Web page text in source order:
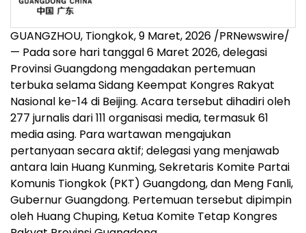
GUANGZHOU, Tiongkok,9 Maret, 2026 /PRNewswire/
— Pada sore hari tanggal 6 Maret 2026, delegasi
Provinsi Guangdong mengadakan pertemuan
terbuka selama Sidang Keempat Kongres Rakyat
Nasional ke-14 di Beijing. Acara tersebut dihadiri oleh
277 jurnalis dari 111 organisasi media, termasuk 61
media asing. Para wartawan mengajukan
pertanyaan secara aktif; delegasi yang menjawab
antara lain Huang Kunming, Sekretaris Komite Partai
Komunis Tiongkok (PKT) Guangdong, dan Meng Fanli,
Gubernur Guangdong. Pertemuan tersebut dipimpin
oleh Huang Chuping, Ketua Komite Tetap Kongres